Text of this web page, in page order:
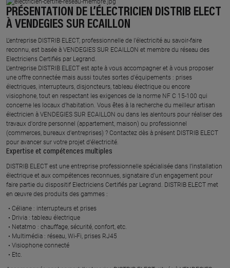
PRÉSENTATION DE L’ÉLECTRICIEN DISTRIB ELECT
À VENDEGIES SUR ECAILLON
L’entreprise DISTRIB ELECT, professionnelle de l’électricité au savoir-faire
reconnu, est basée à VENDEGIES SUR ECAILLON et membre du réseau des
Electriciens Certifiés par Legrand.​
L’entreprise DISTRIB ELECT est apte à vous accompagner et à vous proposer
une offre connectée mais aussi toutes sortes d'équipements : prises
électriques, interrupteurs, disjoncteurs, tableau électrique ou encore
visiophone, tout en respectant les exigences de la norme NF C 15-100 qui
concerne les locaux d’habitation. Vous êtes à la recherche du meilleur artisan
électricien à VENDEGIES SUR ECAILLON ou dans les alentours pour réaliser des
travaux d'ordre personnel (appartement, maison) ou professionnel
(commerces, bureaux d'entreprises) ? Contactez dès à présent DISTRIB ELECT
pour avancer sur votre projet d’électricité.
Expertise et compétences multiples​
​DISTRIB ELECT est une entreprise professionnelle spécialisée dans l’installation
électrique et aux compétences reconnues, ​signataire d'un engagement pour
faire partie du dispositif Electriciens Certifiés par Legrand​. DISTRIB ELECT met
en œuvre des produits des gammes : ​
Céliane : interrupteurs et prises ​
Drivia : tableau électrique ​
Netatmo : chauffage, sécurité, confort, etc.​
Multimédia : réseau, Wi-Fi, prises RJ45​
Visiophone connecté​
Etc.​